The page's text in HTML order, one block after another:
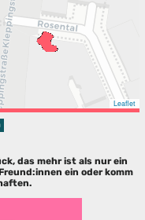
Leaflet
das mehr ist als nur ein
ein oder komm